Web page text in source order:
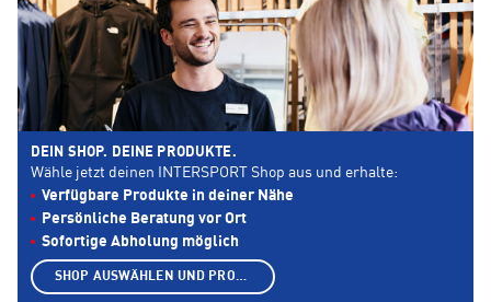
DEIN SHOP. DEINE PRODUKTE.
Wähle jetzt deinen INTERSPORT Shop aus und erhalte:
Verfügbare Produkte in deiner Nähe
Persönliche Beratung vor Ort
Sofortige Abholung möglich
SHOP AUSWÄHLEN UND PRODUKTE ANZEIGEN